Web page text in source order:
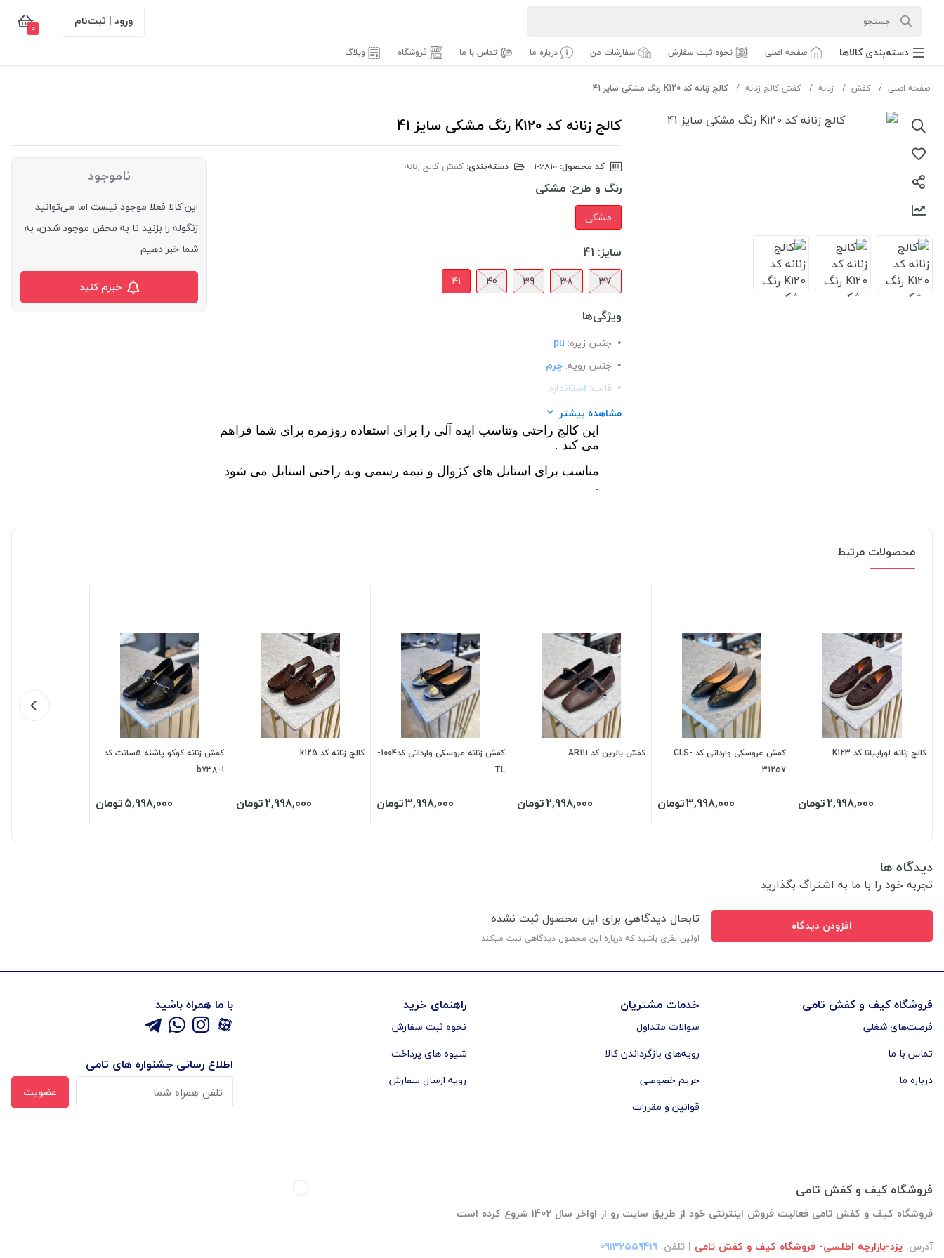
ورود | ثبت‌نام 0
دسته‌بندی‌ کالاها صفحه اصلی نحوه ثبت سفارش سفارشات من درباره ما تماس با ما فروشگاه وبلاگ
صفحه اصلی کفش زنانه کفش کالج زنانه کالج زنانه کد K120 رنگ مشکی سایز 41
کالج زنانه کد K120 رنگ مشکی سایز 41
کد محصول: دسته‌بندی: کفش کالج زنانه
رنگ و طرح: مشکی
مشکی
سایز: 41
37
38
39
40
41
ویژگی‌ها
جنس زیره: pu
جنس رویه: چرم
قالب: استاندارد
کاربرد: استفاده ی روزمره
نحوه بسته شدن:slip-on
تزئینات: سگک رنگ ثابت
مشاهده بیشتر
این کالج راحتی وتناسب ایده آلی را برای استفاده روزمره برای شما فراهم
می کند .
مناسب برای استایل های کژوال و نیمه رسمی وبه راحتی استایل می شود
.
ناموجود
این کالا فعلا موجود نیست اما می‌توانید
زنگوله را بزنید تا به محض موجود شدن، به
شما خبر دهیم
خبرم کنید
محصولات مرتبط
کالج زنانه لوراپیانا کد K123
2,998,000تومان
کفش عروسکی وارداتی کد CLS-
31257
3,998,000تومان
کفش بالرین کد AR111
2,998,000تومان
کفش زنانه عروسکی وارداتی کد1004-
TL
3,998,000تومان
کالج زنانه کد k125
2,998,000تومان
کفش زنانه کوکو پاشنه 5سانت کد
b738-1
5,998,000تومان
دیدگاه ها
تجربه خود را با ما به اشتراگ بگذارید
افزودن دیدگاه تابحال دیدگاهی برای این محصول ثبت نشده
اولین نفری باشید که درباره این محصول دیدگاهی ثبت میکند
فروشگاه کیف و کفش تامی
فرصت‌های شغلی
تماس با ما
درباره ما
خدمات مشتریان
سوالات متداول
رویه‌های بازگرداندن کالا
حریم خصوصی
قوانین و مقررات
راهنمای خرید
نحوه ثبت سفارش
شیوه های پرداخت
رویه ارسال سفارش
با ما همراه باشید
اطلاع رسانی جشنواره های تامی
عضویت
فروشگاه کیف و کفش تامی
فروشگاه کیف و کفش تامی فعالیت فروش اینترنتی خود از طریق سایت رو از اواخر سال 1402 شروع کرده است
آدرس: یزد-بازارچه اطلسی- فروشگاه کیف و کفش تامی | تلفن: ‎09132559419